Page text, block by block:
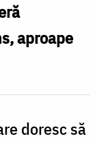
aproape
doresc să